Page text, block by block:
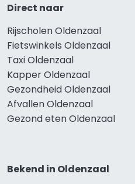
Direct naar
Rijscholen Oldenzaal
Fietswinkels Oldenzaal
Taxi Oldenzaal
Kapper Oldenzaal
Gezondheid Oldenzaal
Afvallen Oldenzaal
Gezond eten Oldenzaal
Bekend in Oldenzaal